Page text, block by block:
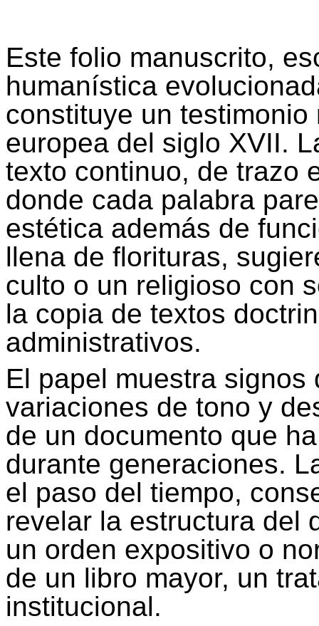
Este folio manuscrito,
humanística
constituye un
europea del siglo XVII.
texto continuo, de trazo
donde cada palabra
estética además de
llena de florituras,
culto o un religioso con
la copia de textos
administrativos.
El papel muestra
variaciones de tono y
de un documento que
durante generaciones.
el paso del tiempo,
revelar la estructura del
un orden expositivo o
de un libro mayor, un
institucional.